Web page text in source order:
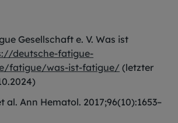
Gesellschaft e. V. Was ist
deutsche-fatigue-
fatigue/was-ist-fatigue/ (letzter
al. Ann Hematol. 2017;96(10):1653–